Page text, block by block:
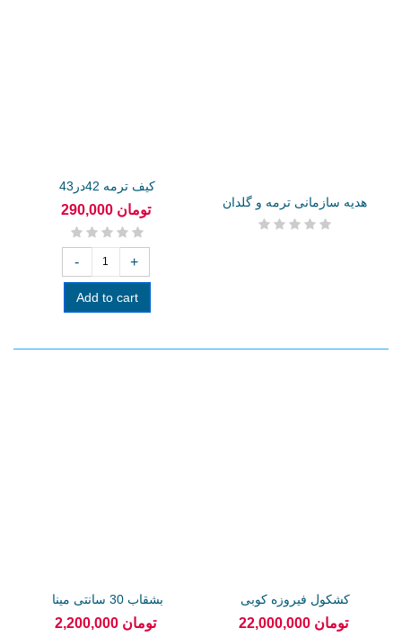
کیف ترمه 42در43
290,000 تومان
- +
Add to cart
هدیه سازمانی ترمه و گلدان
مس و...
بشقاب 30 سانتی مینا
2,200,000 تومان
کشکول فیروزه کوبی
22,000,000 تومان